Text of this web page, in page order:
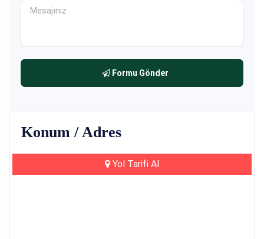
Formu Gönder
Konum / Adres
Yol Tarifi Al